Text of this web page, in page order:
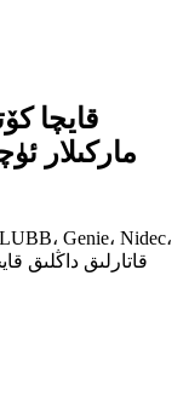
قايچا
ماركىلار